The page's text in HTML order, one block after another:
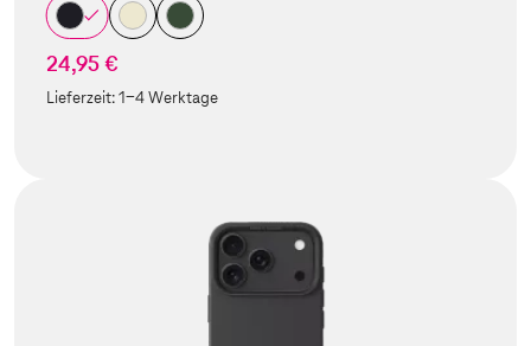
24,95 €
Lieferzeit:1-4 Werktage